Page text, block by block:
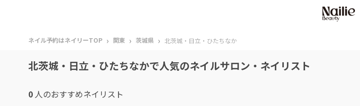
ネイル予約はネイリーTOP › 関東 › 茨城県 › 北茨城・日立・ひたちなか
北茨城・日立・ひたちなかで人気のネイルサロン・ネイリスト
0 人のおすすめネイリスト